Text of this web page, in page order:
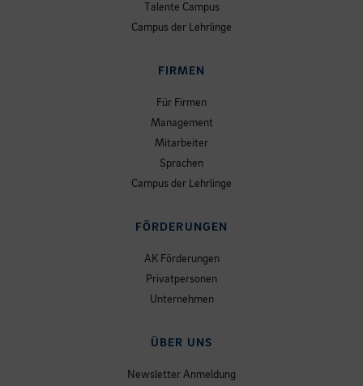
Talente Campus
Campus der Lehrlinge
FIRMEN
Für Firmen
Management
Mitarbeiter
Sprachen
Campus der Lehrlinge
FÖRDERUNGEN
AK Förderungen
Privatpersonen
Unternehmen
ÜBER UNS
Newsletter Anmeldung